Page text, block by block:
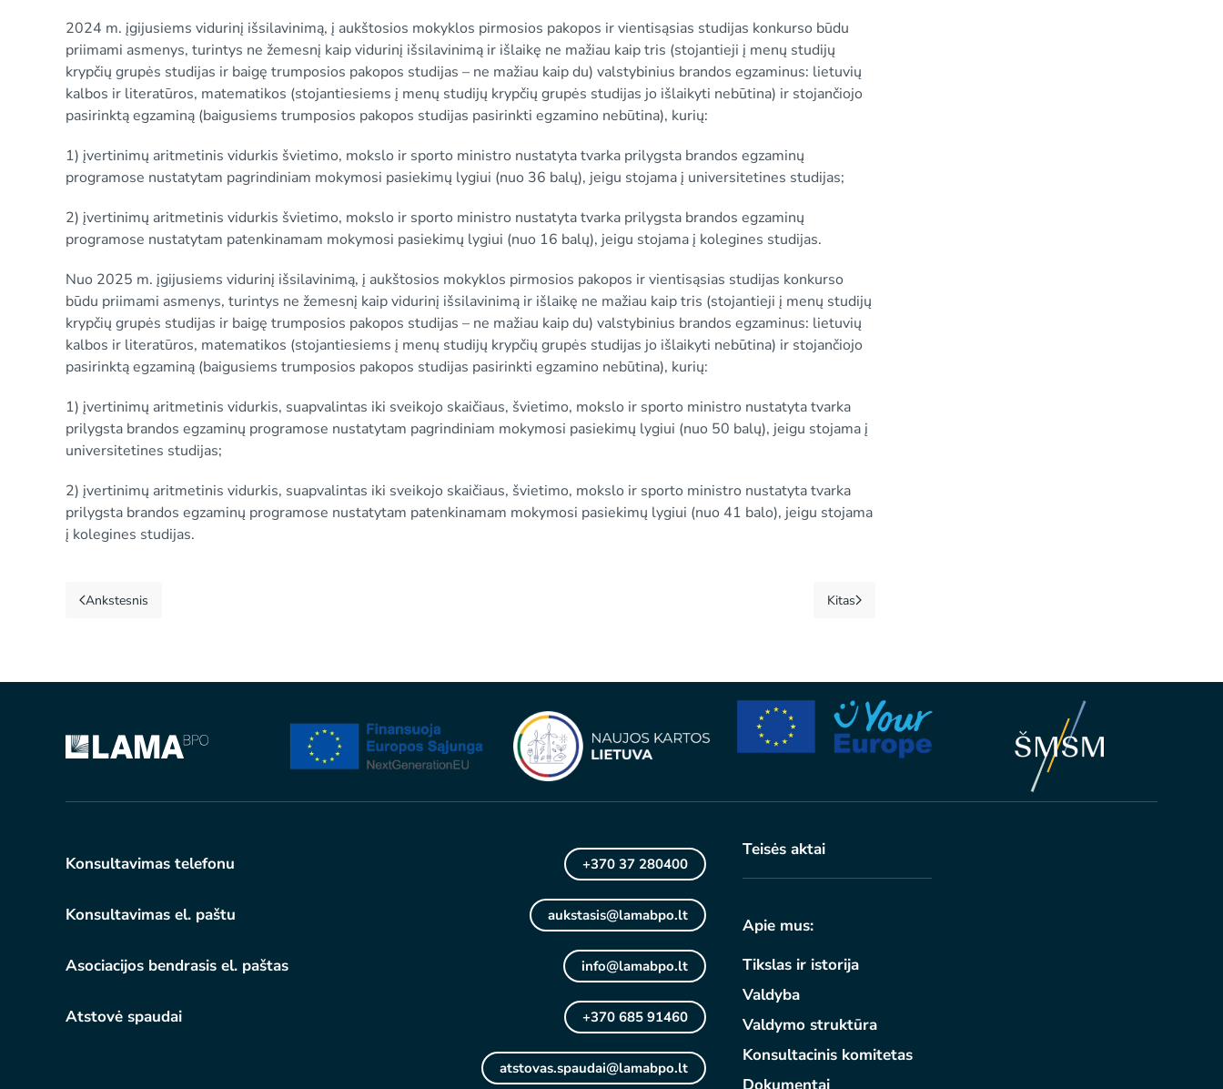
2024 m. įgijusiems vidurinį išsilavinimą, į aukštosios mokyklos pirmosios pakopos ir vientisąsias studijas konkurso būdu
priimami asmenys, turintys ne žemesnį kaip vidurinį išsilavinimą ir išlaikę ne mažiau kaip tris (stojantieji į menų studijų
krypčių grupės studijas ir baigę trumposios pakopos studijas – ne mažiau kaip du) valstybinius brandos egzaminus: lietuvių
kalbos ir literatūros, matematikos (stojantiesiems į menų studijų krypčių grupės studijas jo išlaikyti nebūtina) ir stojančiojo
pasirinktą egzaminą (baigusiems trumposios pakopos studijas pasirinkti egzamino nebūtina), kurių:
1) įvertinimų aritmetinis vidurkis švietimo, mokslo ir sporto ministro nustatyta tvarka prilygsta brandos egzaminų
programose nustatytam pagrindiniam mokymosi pasiekimų lygiui (nuo 36 balų), jeigu stojama į universitetines studijas;
2) įvertinimų aritmetinis vidurkis švietimo, mokslo ir sporto ministro nustatyta tvarka prilygsta brandos egzaminų
programose nustatytam patenkinamam mokymosi pasiekimų lygiui (nuo 16 balų), jeigu stojama į kolegines studijas.
Nuo 2025 m. įgijusiems vidurinį išsilavinimą, į aukštosios mokyklos pirmosios pakopos ir vientisąsias studijas konkurso
būdu priimami asmenys, turintys ne žemesnį kaip vidurinį išsilavinimą ir išlaikę ne mažiau kaip tris (stojantieji į menų studijų
krypčių grupės studijas ir baigę trumposios pakopos studijas – ne mažiau kaip du) valstybinius brandos egzaminus: lietuvių
kalbos ir literatūros, matematikos (stojantiesiems į menų studijų krypčių grupės studijas jo išlaikyti nebūtina) ir stojančiojo
pasirinktą egzaminą (baigusiems trumposios pakopos studijas pasirinkti egzamino nebūtina), kurių:
1) įvertinimų aritmetinis vidurkis, suapvalintas iki sveikojo skaičiaus, švietimo, mokslo ir sporto ministro nustatyta tvarka
prilygsta brandos egzaminų programose nustatytam pagrindiniam mokymosi pasiekimų lygiui (nuo 50 balų), jeigu stojama į
universitetines studijas;
2) įvertinimų aritmetinis vidurkis, suapvalintas iki sveikojo skaičiaus, švietimo, mokslo ir sporto ministro nustatyta tvarka
prilygsta brandos egzaminų programose nustatytam patenkinamam mokymosi pasiekimų lygiui (nuo 41 balo), jeigu stojama
į kolegines studijas.
Ankstesnis Kitas
Konsultavimas telefonu +370 37 280400
Konsultavimas el. paštu aukstasis@lamabpo.lt
Asociacijos bendrasis el. paštas info@lamabpo.lt
Atstovė spaudai +370 685 91460
atstovas.spaudai@lamabpo.lt
Teisės aktai
Apie mus:
Tikslas ir istorija
Valdyba
Valdymo struktūra
Konsultacinis komitetas
Dokumentai